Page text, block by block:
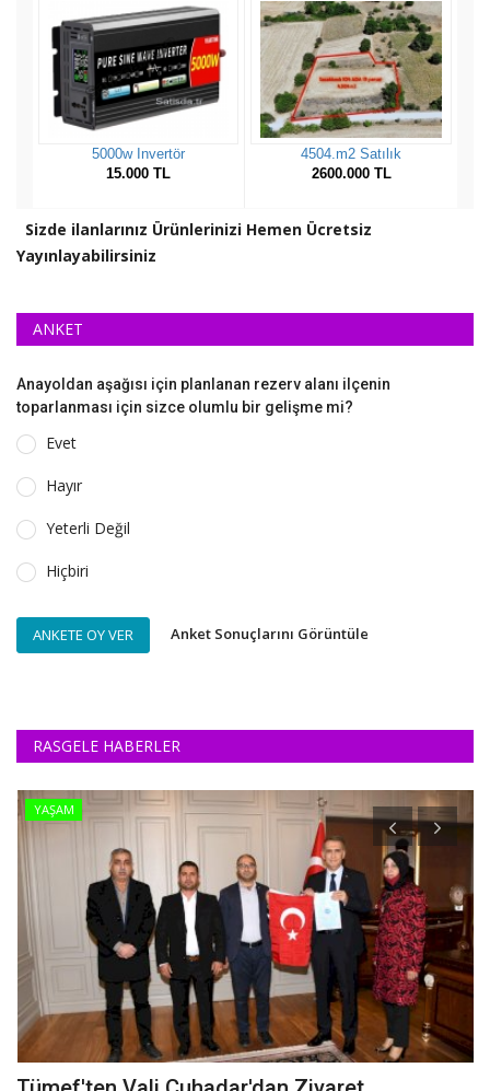
Sizde ilanlarınız Ürünlerinizi Hemen Ücretsiz
Yayınlayabilirsiniz
ANKET
Anayoldan aşağısı için planlanan rezerv alanı ilçenin
toparlanması için sizce olumlu bir gelişme mi?
Evet
Hayır
Yeterli Değil
Hiçbiri
ANKETE OY VER Anket Sonuçlarını Görüntüle
RASGELE HABERLER
YAŞAM